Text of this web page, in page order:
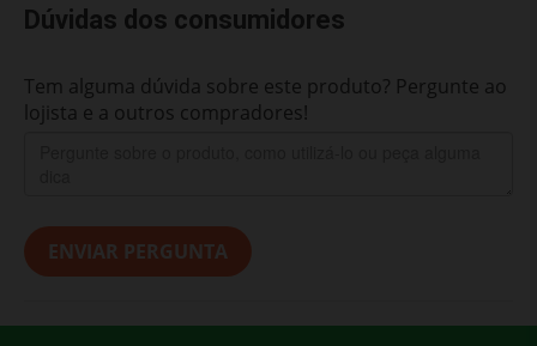
Dúvidas dos consumidores
Tem alguma dúvida sobre este produto? Pergunte ao
lojista e a outros compradores!
ENVIAR PERGUNTA